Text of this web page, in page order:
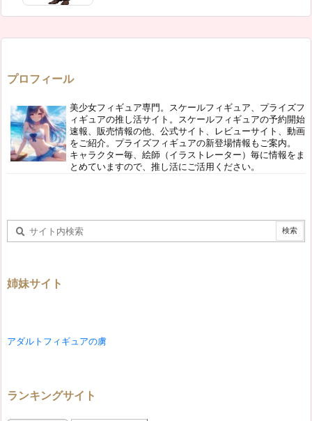
プロフィール
美少女フィギュア専門。スケールフィギュア、プライズフ
ィギュアの推し活サイト。スケールフィギュアの予約開始
速報、販売情報の他、公式サイト、レビューサイト、動画
をご紹介。プライズフィギュアの新登場情報もご案内。
キャラクター毎、絵師（イラストレーター）毎に情報をま
とめていますので、推し活にご活用ください。
姉妹サイト
アダルトフィギュアの虜
ランキングサイト